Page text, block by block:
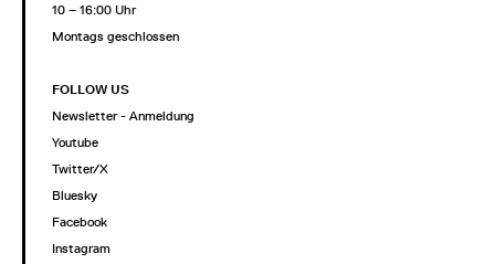
10 – 16:00 Uhr
Montags geschlossen
FOLLOW US
Newsletter - Anmeldung
Youtube
Twitter/X
Bluesky
Facebook
Instagram